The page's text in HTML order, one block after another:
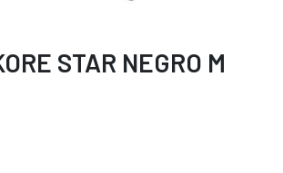
STAR NEGRO M